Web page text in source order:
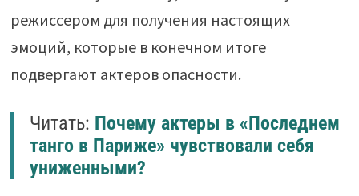
режиссером для получения настоящих
эмоций, которые в конечном итоге
подвергают актеров опасности.
Читать: Почему актеры в «Последнем
танго в Париже» чувствовали себя
униженными?